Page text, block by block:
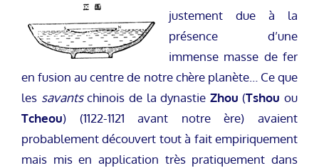
justement due à la
présence d’une
immense masse de fer
en fusion au centre de notre chère planète… Ce que
les savantschinois de la dynastie Zhou (Tshou ou
Tcheou) (1122-1121 avant notre ère) avaient
probablement découvert tout à fait empiriquement
mais mis en application très pratiquement dans